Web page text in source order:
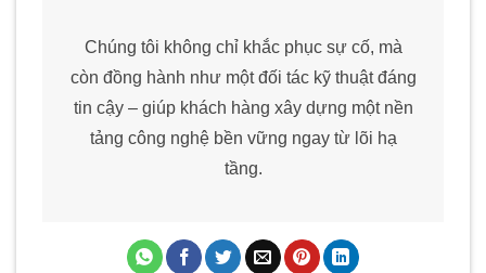
Chúng tôi không chỉ khắc phục sự cố, mà
còn đồng hành như một đối tác kỹ thuật đáng
tin cậy – giúp khách hàng xây dựng một nền
tảng công nghệ bền vững ngay từ lõi hạ
tầng.